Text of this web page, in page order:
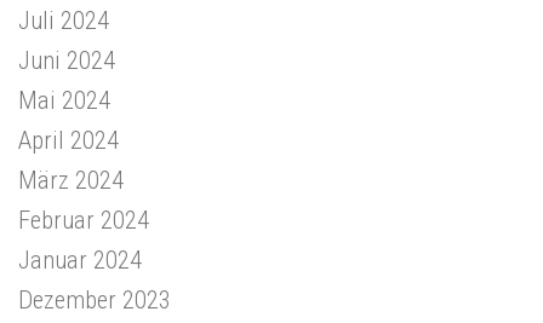
Juli 2024
Juni 2024
Mai 2024
April 2024
März 2024
Februar 2024
Januar 2024
Dezember 2023